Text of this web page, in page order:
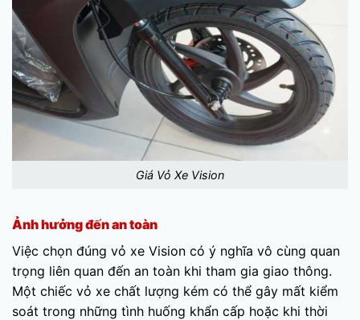
Giá Vỏ Xe Vision
Ảnh hưởng đến an toàn
Việc chọn đúng vỏ xe Vision có ý nghĩa vô cùng quan
trọng liên quan đến an toàn khi tham gia giao thông.
Một chiếc vỏ xe chất lượng kém có thể gây mất kiểm
soát trong những tình huống khẩn cấp hoặc khi thời